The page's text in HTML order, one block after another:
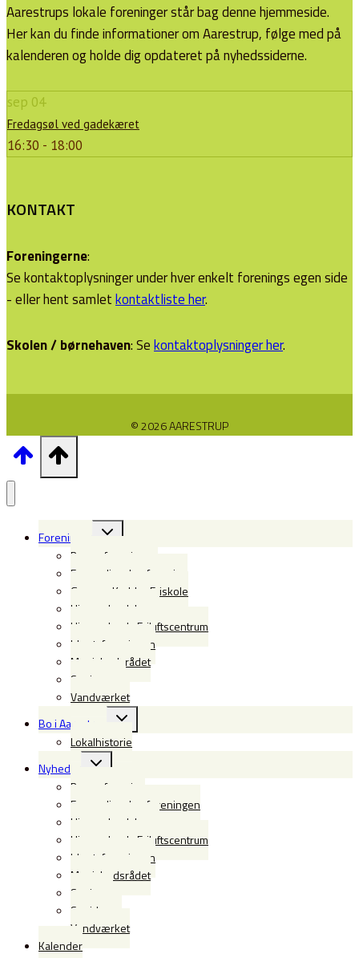
Aarestrups lokale foreninger står bag denne hjemmeside.
Her kan du finde informationer om Aarestrup, følge med på
kalenderen og holde dig opdateret på nyhedssiderne.
sep 04
Fredagsøl ved gadekæret
16:30 - 18:00
KONTAKT
Foreningerne:
Se kontaktoplysninger under hver enkelt forenings egen side
- eller hent samletkontaktliste her.
Skolen / børnehaven: Sekontaktoplysninger her.
© 2026 AARESTRUP
Foreninger
Skift
undermenu
Borgerforeningen
Forsamlingshusforening
Gregers Krabbe Friskole
Himmerlandsbyen
Himmerlands Friluftscentrum
Idrætsforeningen
Menighedsrådet
Seniorerne
Vandværket
Bo i Aarestrup
Skift
Lokalhistorie
Nyheder
Skift
undermenu
Borgerforening
Forsamlingshusforeningen
Himmerlandsbyen
Himmerlands Friluftscentrum
Idrætsforeningen
Menighedsrådet
Seniorer
Spejderne
Vandværket
Kalender